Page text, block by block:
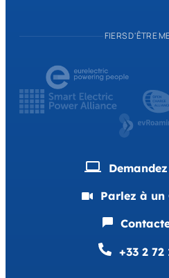
FIERS D'ÊTRE
Parlez à un
+33 2 72